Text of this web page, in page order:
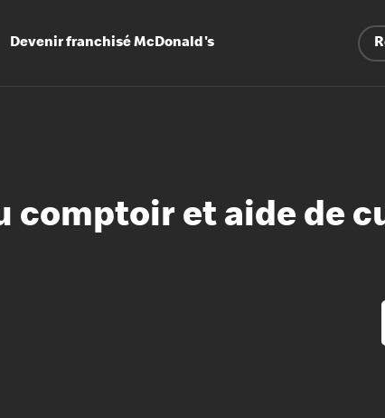
DevenirfranchiséMcDonald's
Les Arches du
comptoir et aide de